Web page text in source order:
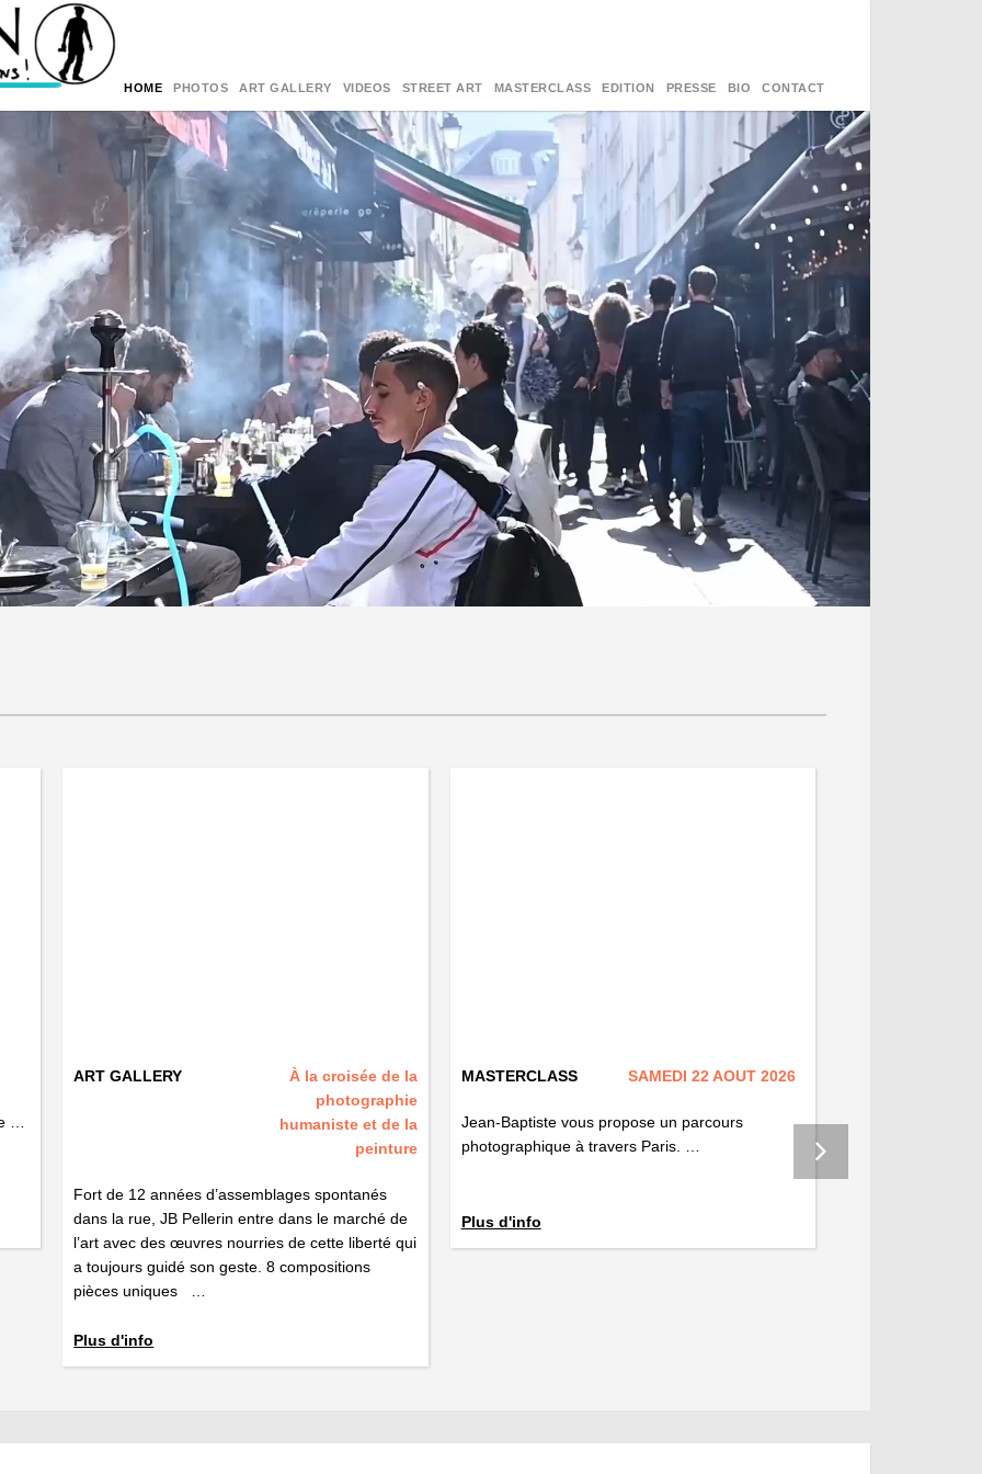
HOME PHOTOS ART GALLERY VIDEOS STREET ART MASTERCLASS EDITION PRESSE BIO CONTACT
…
ART GALLERY
À la croisée de la
photographie
humaniste et de la
peinture
Fort de 12 années d’assemblages spontanés
dans la rue, JB Pellerin entre dans le marché de
l’art avec des œuvres nourries de cette liberté qui
a toujours guidé son geste. 8 compositions
pièces uniques …
Plus d'info
MASTERCLASS SAMEDI 22 AOUT 2026
Jean-Baptiste vous propose un parcours
photographique à travers Paris. …
Plus d'info
Une galerie de